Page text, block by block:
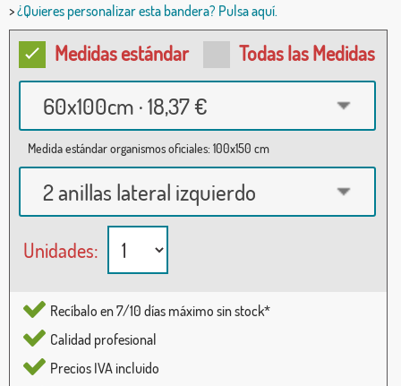
>¿Quieres personalizar esta bandera? Pulsa aquí.
Medidas estándar Todas las Medidas
60x100cm · 18,37 €
Medida estándar organismos oficiales: 100x150 cm
2 anillas lateral izquierdo
Unidades:
Recíbalo en 7/10 días máximo sin stock*
Calidad profesional
Precios IVA incluido